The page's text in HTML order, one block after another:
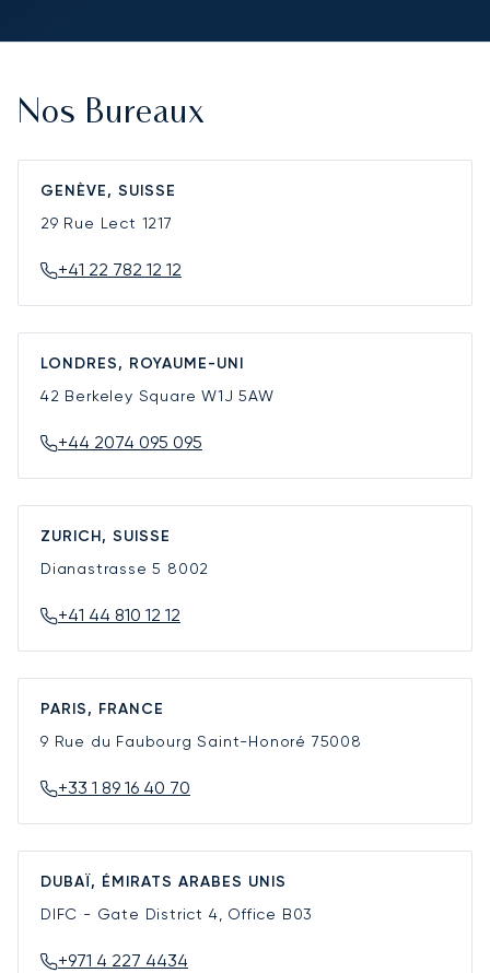
Nos Bureaux
GENÈVE, SUISSE
29 Rue Lect 1217
+41 22 782 12 12
LONDRES, ROYAUME-UNI
42 Berkeley SquareW1J 5AW
+44 2074 095 095
ZURICH, SUISSE
Dianastrasse 5 8002
+41 44 810 12 12
PARIS, FRANCE
9 Rue du Faubourg Saint-Honoré 75008
+33 1 89 16 40 70
DUBAÏ, ÉMIRATS ARABES UNIS
DIFC - Gate District 4, Office B03
+971 4 227 4434